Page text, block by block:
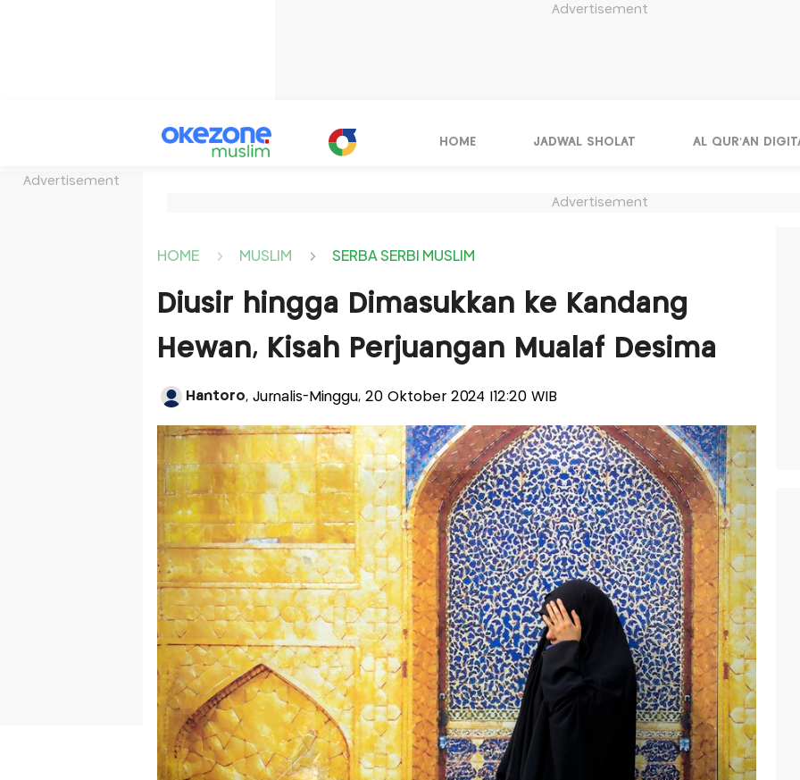
Advertisement
Advertisement
HOME JADWAL SHOLAT AL QUR'AN
Advertisement
HOME MUSLIM SERBA SERBI MUSLIM
Diusir hingga Dimasukkan ke Kandang
Hewan, Kisah Perjuangan Mualaf Desima
Hantoro, Jurnalis-Minggu, 20 Oktober 2024 |12:20 WIB